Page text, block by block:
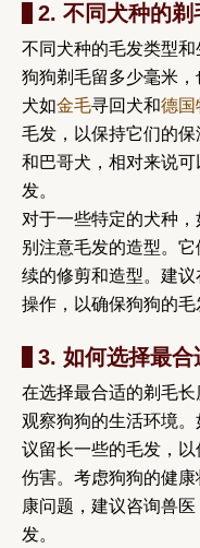
2. 不同犬种的剃
不同犬种的毛发类型
狗狗剃毛留多少毫米
犬如金毛寻回犬和德国
毛发，以保持它们的
和巴哥犬，相对来说
发。
对于一些特定的犬种
别注意毛发的造型。
续的修剪和造型。建
操作，以确保狗狗的毛
3. 如何选择最
在选择最合适的剃毛长
观察狗狗的生活环境
议留长一些的毛发，
伤害。考虑狗狗的健
康问题，建议咨询兽
发。